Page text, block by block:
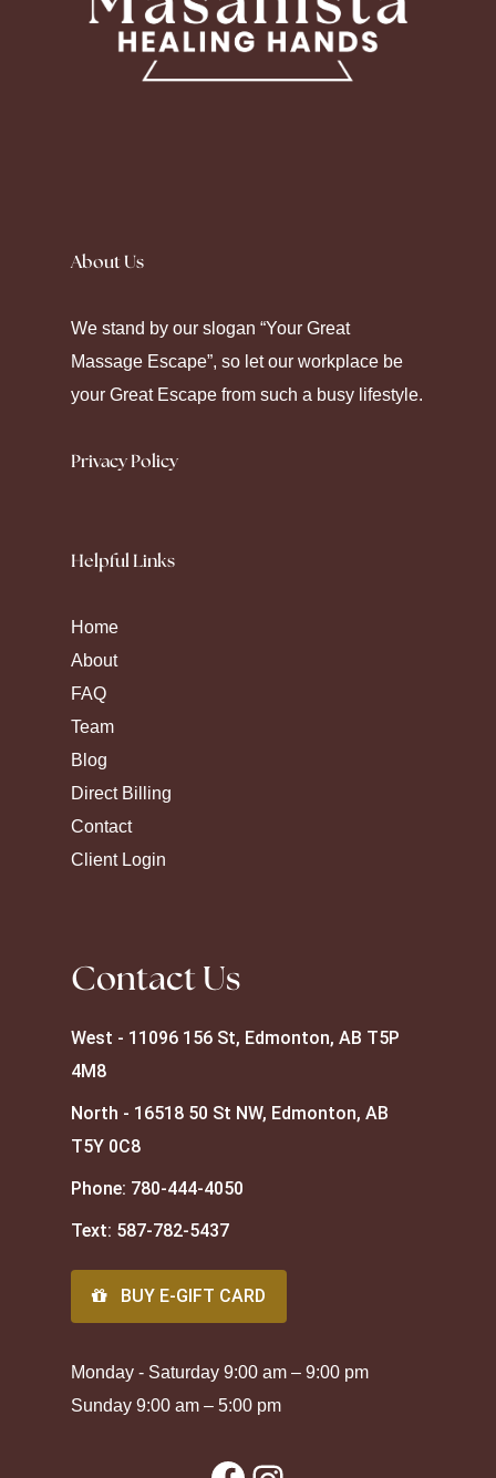
away. Seeking
pharmacy platforms offer diverse ways to
manage health through strategic
medication.
About Us
We stand by our slogan “Your Great
Massage Escape”, so let our workplace be
your Great Escape from such a busy lifestyle.
Privacy Policy
Helpful Links
Home
About
FAQ
Team
Blog
Direct Billing
Contact
Client Login
Contact Us
West - 11096 156 St, Edmonton, AB T5P
4M8
North - 16518 50 St NW, Edmonton, AB
T5Y 0C8
Phone: 780-444-4050
Text: 587-782-5437
BUY E-GIFT CARD
Monday - Saturday 9:00 am – 9:00 pm
Sunday 9:00 am – 5:00 pm
Facebook